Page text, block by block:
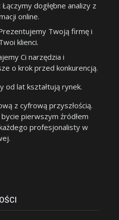
Łączymy dogłębne analizy z
online.
Twoją firmę i
klienci.
Ci narzędzia i
o krok przed konkurencją.
od lat kształtują rynek.
z cyfrową przyszłością.
pierwszym źródłem
profesjonalisty w